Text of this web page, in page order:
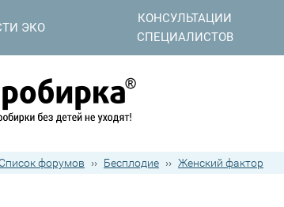
ЭКО
КОНСУЛЬТАЦИИ
СПЕЦИАЛИСТОВ
Список форумов ›› Бесплодие ›› Женский фактор